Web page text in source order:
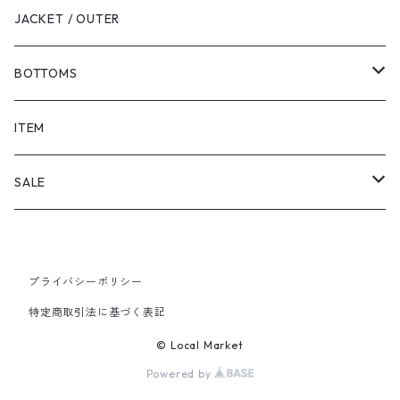
JACKET / OUTER
BOTTOMS
SHORTS
PANTS
ITEM
SALE
PANTS
プライバシーポリシー
特定商取引法に基づく表記
© Local Market
Powered by